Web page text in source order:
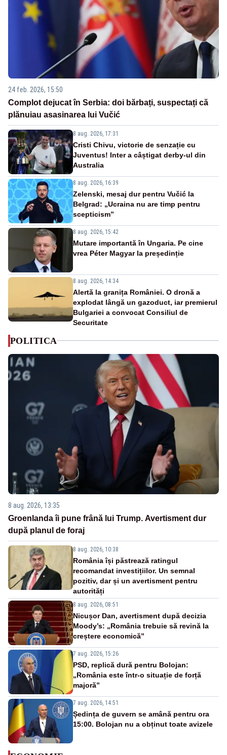
24 feb. 2026, 15:50
Complot dejucat în Serbia: doi bărbați, suspectați că
plănuiau asasinarea lui Vučić
8 aug. 2026, 17:31
Cristi Chivu, victorie de senzație cu
Juventus! Inter a câștigat derby-ul din
Australia
8 aug. 2026, 16:39
Zelenski, mesaj dur pentru Vučić la
Belgrad: „Ucraina nu are timp pentru
scepticism”
8 aug. 2026, 15:42
Mutare importantă în Ungaria. Pe cine
vrea Péter Magyar la președinție
8 aug. 2026, 14:34
Alertă la granița României. O dronă a
explodat lângă un gazoduct, iar premierul
Bulgariei a convocat Consiliul de
Securitate
POLITICA
8 aug. 2026, 13:35
Groenlanda îi pune frână lui Trump. Avertisment dur
după planul de foraj
8 aug. 2026, 10:38
România își păstrează ratingul
recomandat investițiilor. Un semnal
pozitiv, dar și un avertisment pentru
autorități
8 aug. 2026, 08:51
Nicușor Dan, avertisment după decizia
Moody’s: „România trebuie să revină la
creștere economică”
7 aug. 2026, 15:26
PSD, replică dură pentru Bolojan:
„România este într-o situație de forță
majoră”
7 aug. 2026, 14:51
Ședința de guvern se amână pentru ora
15:00. Bolojan nu a obținut toate avizele